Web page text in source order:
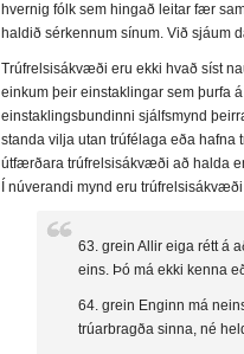
hvernig fólk sem hingað leitar fær
haldið sérkennum sínum. Við sjáum
Trúfrelsisákvæði eru ekki hvað síst
einkum þeir einstaklingar sem þurfa
einstaklingsbundinni sjálfsmynd
standa vilja utan trúfélaga eða hafna
útfærðara trúfrelsisákvæði að halda
Í núverandi mynd eru
63. grein Allir eiga rétt á
eins. Þó má ekki kenna
64. grein Enginn má
trúarbragða sinna, né